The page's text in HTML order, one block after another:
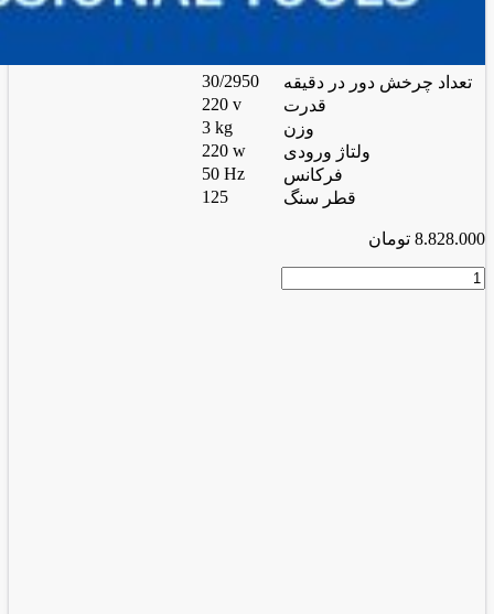
تعداد چرخش دور در دقیقه
30/2950
قدرت
220 v
وزن
3 kg
ولتاژ ورودی
220 w
فرکانس
50 Hz
قطر سنگ
125
8.828.000 تومان
سنگ